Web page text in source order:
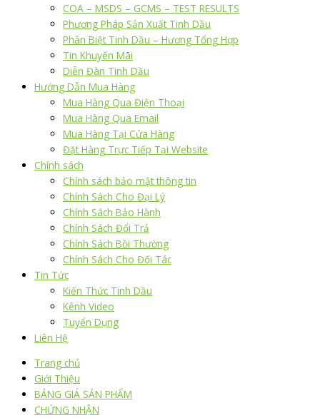
COA – MSDS – GCMS – TEST RESULTS
Phương Pháp Sản Xuất Tinh Dầu
Phân Biệt Tinh Dầu – Hương Tổng Hợp
Tin Khuyến Mãi
Diễn Đàn Tinh Dầu
Hướng Dẫn Mua Hàng
Mua Hàng Qua Điện Thoại
Mua Hàng Qua Email
Mua Hàng Tại Cửa Hàng
Đặt Hàng Trực Tiếp Tại Website
Chính sách
Chính sách bảo mật thông tin
Chính Sách Cho Đại Lý
Chính Sách Bảo Hành
Chính Sách Đổi Trả
Chính Sách Bồi Thường
Chính Sách Cho Đối Tác
Tin Tức
Kiến Thức Tinh Dầu
Kênh Video
Tuyển Dụng
Liên Hệ
Trang chủ
Giới Thiệu
BẢNG GIÁ SẢN PHẨM
CHỨNG NHẬN